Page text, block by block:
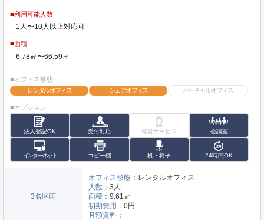
■利用可能人数
1人〜10人以上対応可
■面積
6.78㎡〜66.59㎡
■オフィス形態
レンタルオフィス
シェアオフィス バーチャルオフィス
■オプション
法人登記OK 受付対応 秘書サービス 会議室
インターネット コピー機 机・椅子 24時間OK
3名区画
オフィス形態： レンタルオフィス
人数： 3人
面積： 9.61㎡
初期費用： 0円
月額賃料：